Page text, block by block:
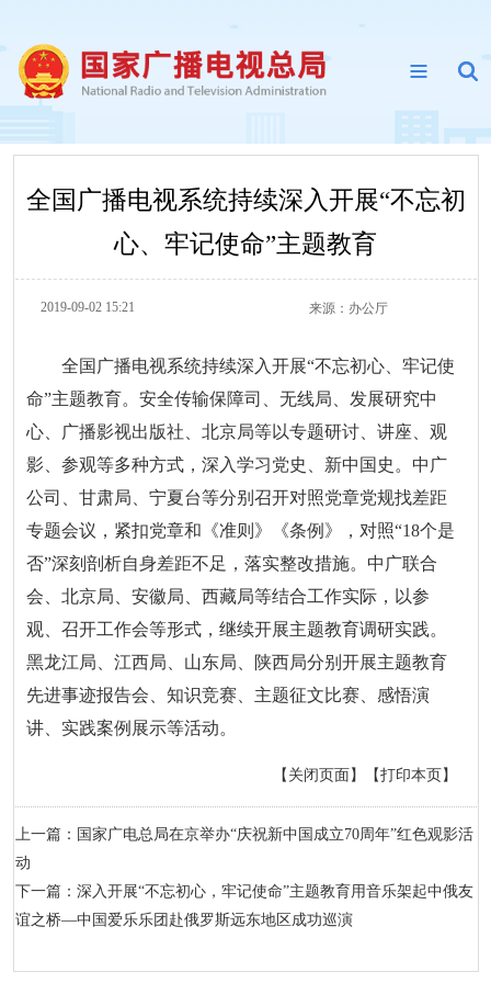
全国广播电视系统持续深入开展“不忘初
心、牢记使命”主题教育
2019-09-02 15:21 来源： 办公厅
全国广播电视系统持续深入开展“不忘初心、牢记使
命”主题教育。安全传输保障司、无线局、发展研究中
心、广播影视出版社、北京局等以专题研讨、讲座、观
影、参观等多种方式，深入学习党史、新中国史。中广
公司、甘肃局、宁夏台等分别召开对照党章党规找差距
专题会议，紧扣党章和《准则》《条例》，对照“18个是
否”深刻剖析自身差距不足，落实整改措施。中广联合
会、北京局、安徽局、西藏局等结合工作实际，以参
观、召开工作会等形式，继续开展主题教育调研实践。
黑龙江局、江西局、山东局、陕西局分别开展主题教育
先进事迹报告会、知识竞赛、主题征文比赛、感悟演
讲、实践案例展示等活动。
【打印本页】
【关闭页面】
上一篇：国家广电总局在京举办“庆祝新中国成立70周年”红色观影活
动
下一篇：深入开展“不忘初心，牢记使命”主题教育用音乐架起中俄友
谊之桥—中国爱乐乐团赴俄罗斯远东地区成功巡演